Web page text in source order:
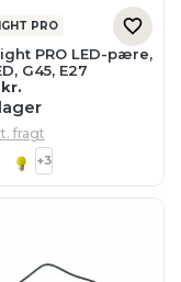
PRO
PRO LED-pære,
G45, E27
kr.
fragt
+3